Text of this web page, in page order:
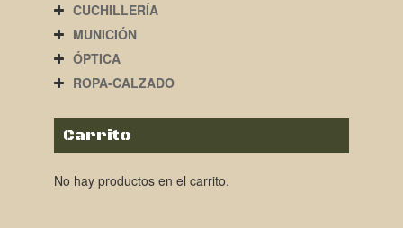
CUCHILLERÍA
MUNICIÓN
ÓPTICA
ROPA-CALZADO
Carrito
No hay productos en el carrito.